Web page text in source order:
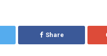
Share